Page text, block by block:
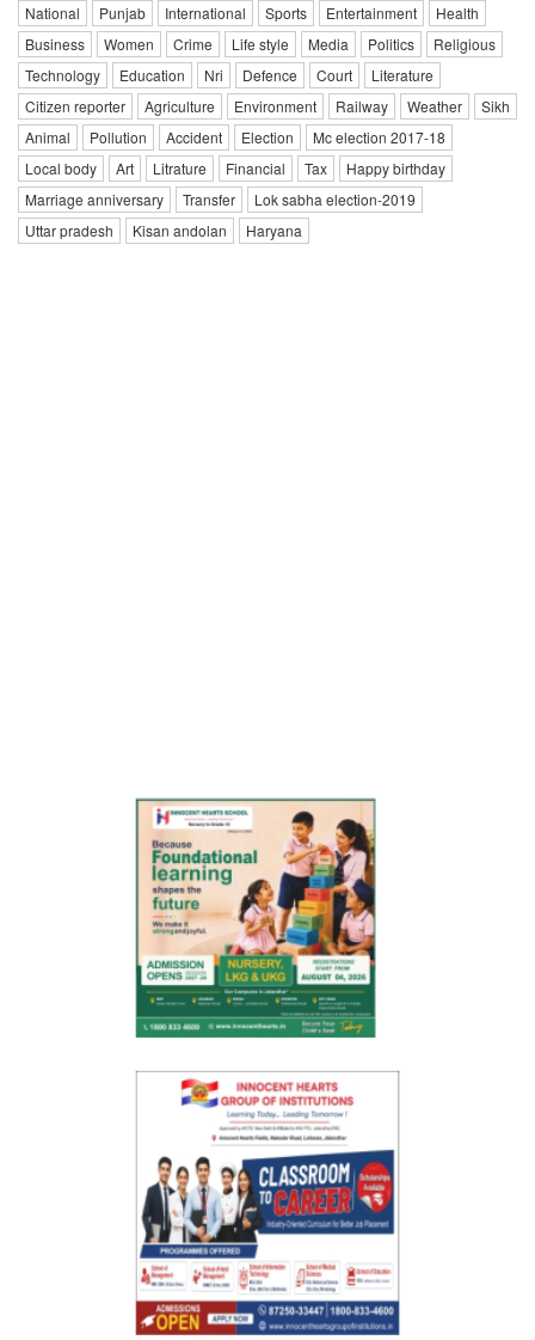
National Punjab International Sports Entertainment
Health
Business
Women Crime Life style Media Politics
Religious
Technology
Education Nri Defence Court
Literature
Citizen reporter
Agriculture Environment Railway Weather
Sikh
Animal
Pollution Accident Election
Mc election 2017-18
Local body
Art Litrature Financial Tax
Happy birthday
Marriage anniversary
Transfer
Lok sabha election-2019
Uttar pradesh
Kisan andolan Haryana